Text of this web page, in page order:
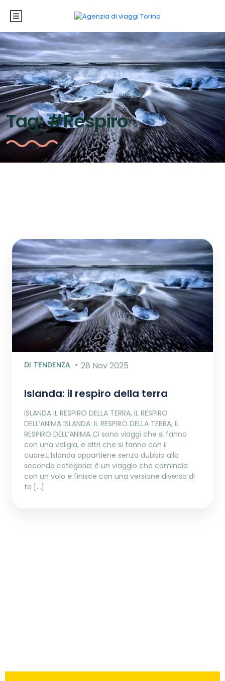
Tag:#Respiro
DI TENDENZA 28 Nov 2025
Islanda: il respiro della terra
ISLANDA IL RESPIRO DELLA TERRA, IL RESPIRO
DELL’ANIMA ISLANDA: IL RESPIRO DELLA TERRA, IL
RESPIRO DELL’ANIMA Ci sono viaggi che si fanno
con una valigia, e altri che si fanno con il
cuore.L’Islanda appartiene senza dubbio alla
seconda categoria: è un viaggio che comincia
con un volo e finisce con una versione diversa di
te […]